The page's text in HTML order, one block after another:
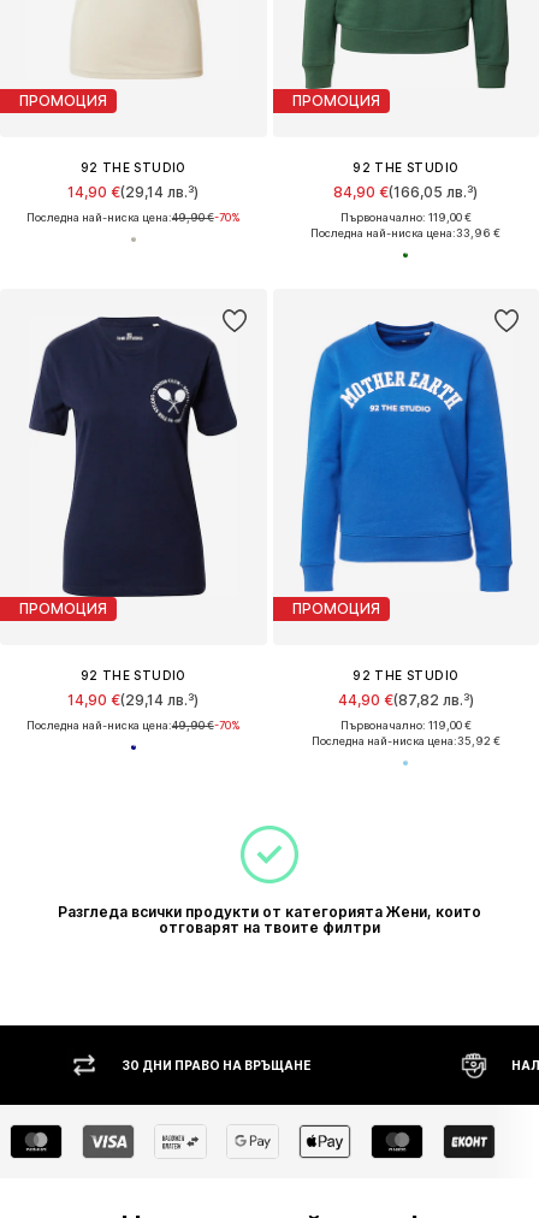
ПРОМОЦИЯ
92 THE STUDIO
14,90 €(29,14 лв.³)
Последна най-ниска цена:49,90 €-70%
ПРОМОЦИЯ
92 THE STUDIO
84,90 €(166,05 лв.³)
Първоначално: 119,00 €
Последна най-ниска цена:33,96 €
ПРОМОЦИЯ
92 THE STUDIO
14,90 €(29,14 лв.³)
Последна най-ниска цена:49,90 €-70%
ПРОМОЦИЯ
92 THE STUDIO
44,90 €(87,82 лв.³)
Първоначално: 119,00 €
Последна най-ниска цена:35,92 €
Разгледа всички продукти от категорията Жени, които
отговарят на твоите филтри
30 ДНИ ПРАВО НА ВРЪЩАНЕ